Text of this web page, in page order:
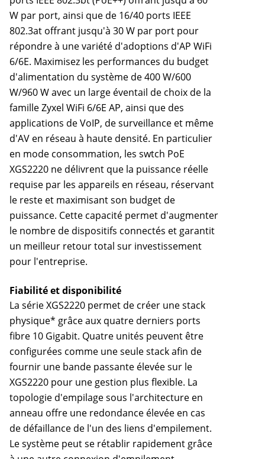
W par port, ainsi que de 16/40 ports IEEE
802.3at offrant jusqu'à 30 W par port pour
répondre à une variété d'adoptions d'AP WiFi
6/6E. Maximisez les performances du budget
d'alimentation du système de 400 W/600
W/960 W avec un large éventail de choix de la
famille Zyxel WiFi 6/6E AP, ainsi que des
applications de VoIP, de surveillance et même
d'AV en réseau à haute densité. En particulier
en mode consommation, les swtch PoE
XGS2220 ne délivrent que la puissance réelle
requise par les appareils en réseau, réservant
le reste et maximisant son budget de
puissance. Cette capacité permet d'augmenter
le nombre de dispositifs connectés et garantit
un meilleur retour total sur investissement
pour l'entreprise.
Fiabilité et disponibilité
La série XGS2220 permet de créer une stack
physique* grâce aux quatre derniers ports
fibre 10 Gigabit. Quatre unités peuvent être
configurées comme une seule stack afin de
fournir une bande passante élevée sur le
XGS2220 pour une gestion plus flexible. La
topologie d'empilage sous l'architecture en
anneau offre une redondance élevée en cas
de défaillance de l'un des liens d'empilement.
Le système peut se rétablir rapidement grâce